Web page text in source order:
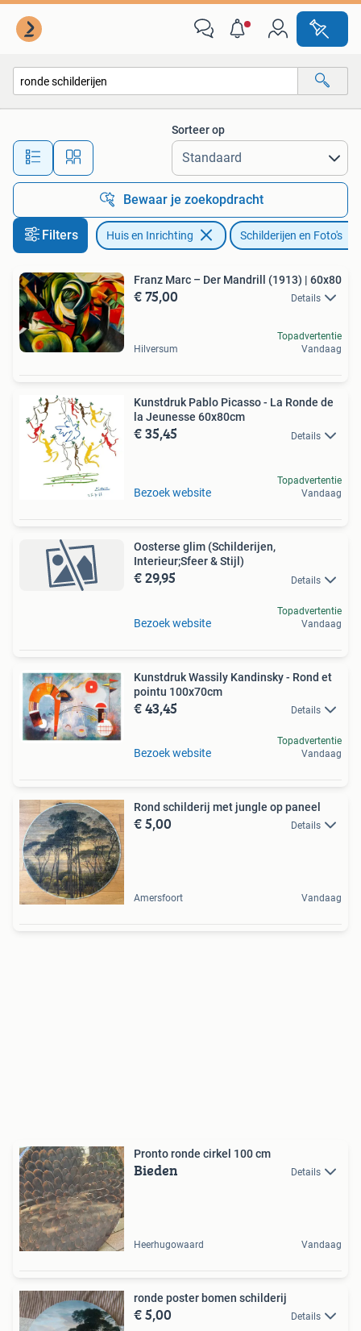
Alle afstanden…
Sorteer op
Bewaar je zoekopdracht
Filters Huis en Inrichting Schilderijen en Foto's
Franz Marc – Der Mandrill (1913) | 60x80
€ 75,00 Details
Hilversum
Topadvertentie
Vandaag
Kunstdruk Pablo Picasso - La Ronde de
la Jeunesse 60x80cm
€ 35,45 Details
Bezoek website
Topadvertentie
Vandaag
Oosterse glim (Schilderijen,
Interieur;Sfeer & Stijl)
€ 29,95 Details
Bezoek website
Topadvertentie
Vandaag
Kunstdruk Wassily Kandinsky - Rond et
pointu 100x70cm
€ 43,45 Details
Bezoek website
Topadvertentie
Vandaag
Rond schilderij met jungle op paneel
€ 5,00 Details
Amersfoort Vandaag
Pronto ronde cirkel 100 cm
Bieden Details
Heerhugowaard Vandaag
ronde poster bomen schilderij
€ 5,00 Details